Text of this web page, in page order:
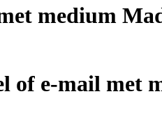
medium
of e-mail met